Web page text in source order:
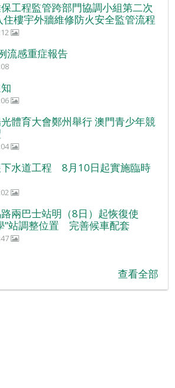
工程監管跨部門協調小組第二次
樓宇外牆維修防火安全監管流程
流感重症報告
體育大會鄭州舉行 澳門青少年競
水道工程 8月10日起實施臨時
兩巴士站明（8日）起恢復使
站調整位置 完善候車配套
查看全部